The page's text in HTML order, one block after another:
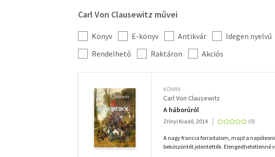
Carl Von Clausewitz művei
Kategória
szűrés
Könyv E-könyv Antikvár Idegen nyelvű
További
szűrők
Rendelhető Raktáron Akciós
KÖNYV
Carl Von Clausewitz
A háborúról
Zrínyi Kiadó, 2014
A nagy francia forradalom, majd a
beköszöntét jelentették. Elengedhetetlenné